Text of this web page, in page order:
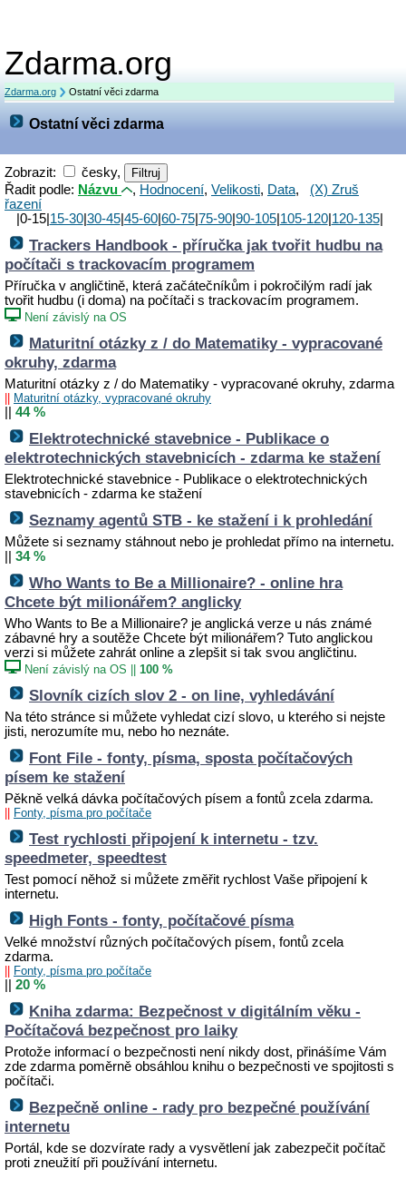
Zdarma.org
Zdarma.org Ostatní věci zdarma
Ostatní věci zdarma
Zobrazit:
česky,
Řadit podle: Názvu , Hodnocení, Velikosti, Data, (X) Zruš
řazení
|0-15| 15-30| 30-45| 45-60| 60-75| 75-90| 90-105| 105-120| 120-135|
Trackers Handbook - příručka jak tvořit hudbu na
počítači s trackovacím programem
Příručka v angličtině, která začátečníkům i pokročilým radí jak
tvořit hudbu (i doma) na počítači s trackovacím programem.
Není závislý na OS
Maturitní otázky z / do Matematiky - vypracované
okruhy, zdarma
Maturitní otázky z / do Matematiky - vypracované okruhy, zdarma
Maturitní otázky, vypracované okruhy
44 %
Elektrotechnické stavebnice - Publikace o
elektrotechnických stavebnicích - zdarma ke stažení
Elektrotechnické stavebnice - Publikace o elektrotechnických
stavebnicích - zdarma ke stažení
Seznamy agentů STB - ke stažení i k prohledání
Můžete si seznamy stáhnout nebo je prohledat přímo na internetu.
34 %
Who Wants to Be a Millionaire? - online hra
Chcete být milionářem? anglicky
Who Wants to Be a Millionaire? je anglická verze u nás známé
zábavné hry a soutěže Chcete být milionářem? Tuto anglickou
verzi si můžete zahrát online a zlepšit si tak svou angličtinu.
Není závislý na OS 100 %
Slovník cizích slov 2 - on line, vyhledávání
Na této stránce si můžete vyhledat cizí slovo, u kterého si nejste
jisti, nerozumíte mu, nebo ho neznáte.
Font File - fonty, písma, sposta počítačových
písem ke stažení
Pěkně velká dávka počítačových písem a fontů zcela zdarma.
Fonty, písma pro počítače
Test rychlosti připojení k internetu - tzv.
speedmeter, speedtest
Test pomocí něhož si můžete změřit rychlost Vaše připojení k
internetu.
High Fonts - fonty, počítačové písma
Velké množství různých počítačových písem, fontů zcela
zdarma.
Fonty, písma pro počítače
20 %
Kniha zdarma: Bezpečnost v digitálním věku -
Počítačová bezpečnost pro laiky
Protože informací o bezpečnosti není nikdy dost, přinášíme Vám
zde zdarma poměrně obsáhlou knihu o bezpečnosti ve spojitosti s
počítači.
Bezpečně online - rady pro bezpečné používání
internetu
Portál, kde se dozvírate rady a vysvětlení jak zabezpečit počítač
proti zneužití při používání internetu.